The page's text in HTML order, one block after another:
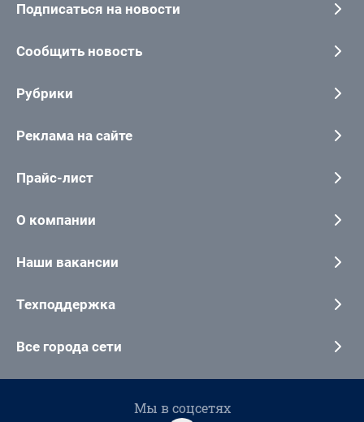
Подписаться на новости
Сообщить новость
Рубрики
Реклама на сайте
Прайс-лист
О компании
Наши вакансии
Техподдержка
Все города сети
Мы в соцсетях